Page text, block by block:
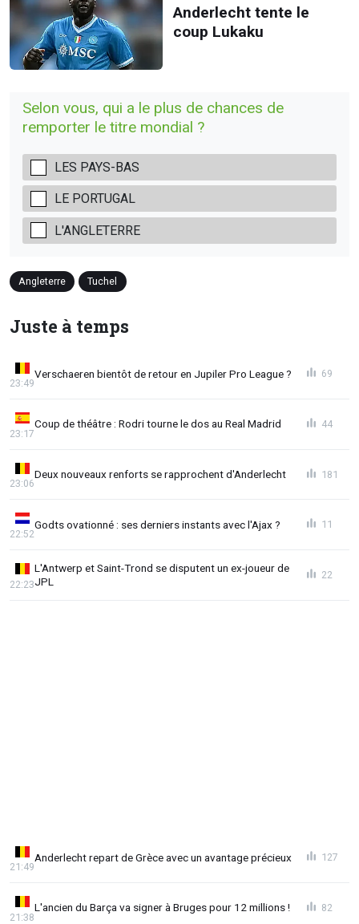
Anderlecht tente le
coup Lukaku
Selon vous, qui a le plus de chances de
remporter le titre mondial ?
LES PAYS-BAS
LE PORTUGAL
L'ANGLETERRE
Angleterre Tuchel
Juste à temps
Verschaeren bientôt de retour en Jupiler Pro League ?
23:49
69
Coup de théâtre : Rodri tourne le dos au Real Madrid
23:17
44
Deux nouveaux renforts se rapprochent d'Anderlecht
23:06
181
Godts ovationné : ses derniers instants avec l'Ajax ?
22:52
11
L'Antwerp et Saint-Trond se disputent un ex-joueur de
JPL
22:23
22
Anderlecht repart de Grèce avec un avantage précieux
21:49
127
L'ancien du Barça va signer à Bruges pour 12 millions !
21:38
82